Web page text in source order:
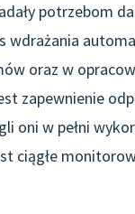
potrzebom
wdrażania
oraz w
zapewnienie
oni w pełni
ciągłe